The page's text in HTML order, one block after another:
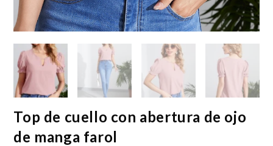
Top de cuello con abertura de ojo
de manga farol